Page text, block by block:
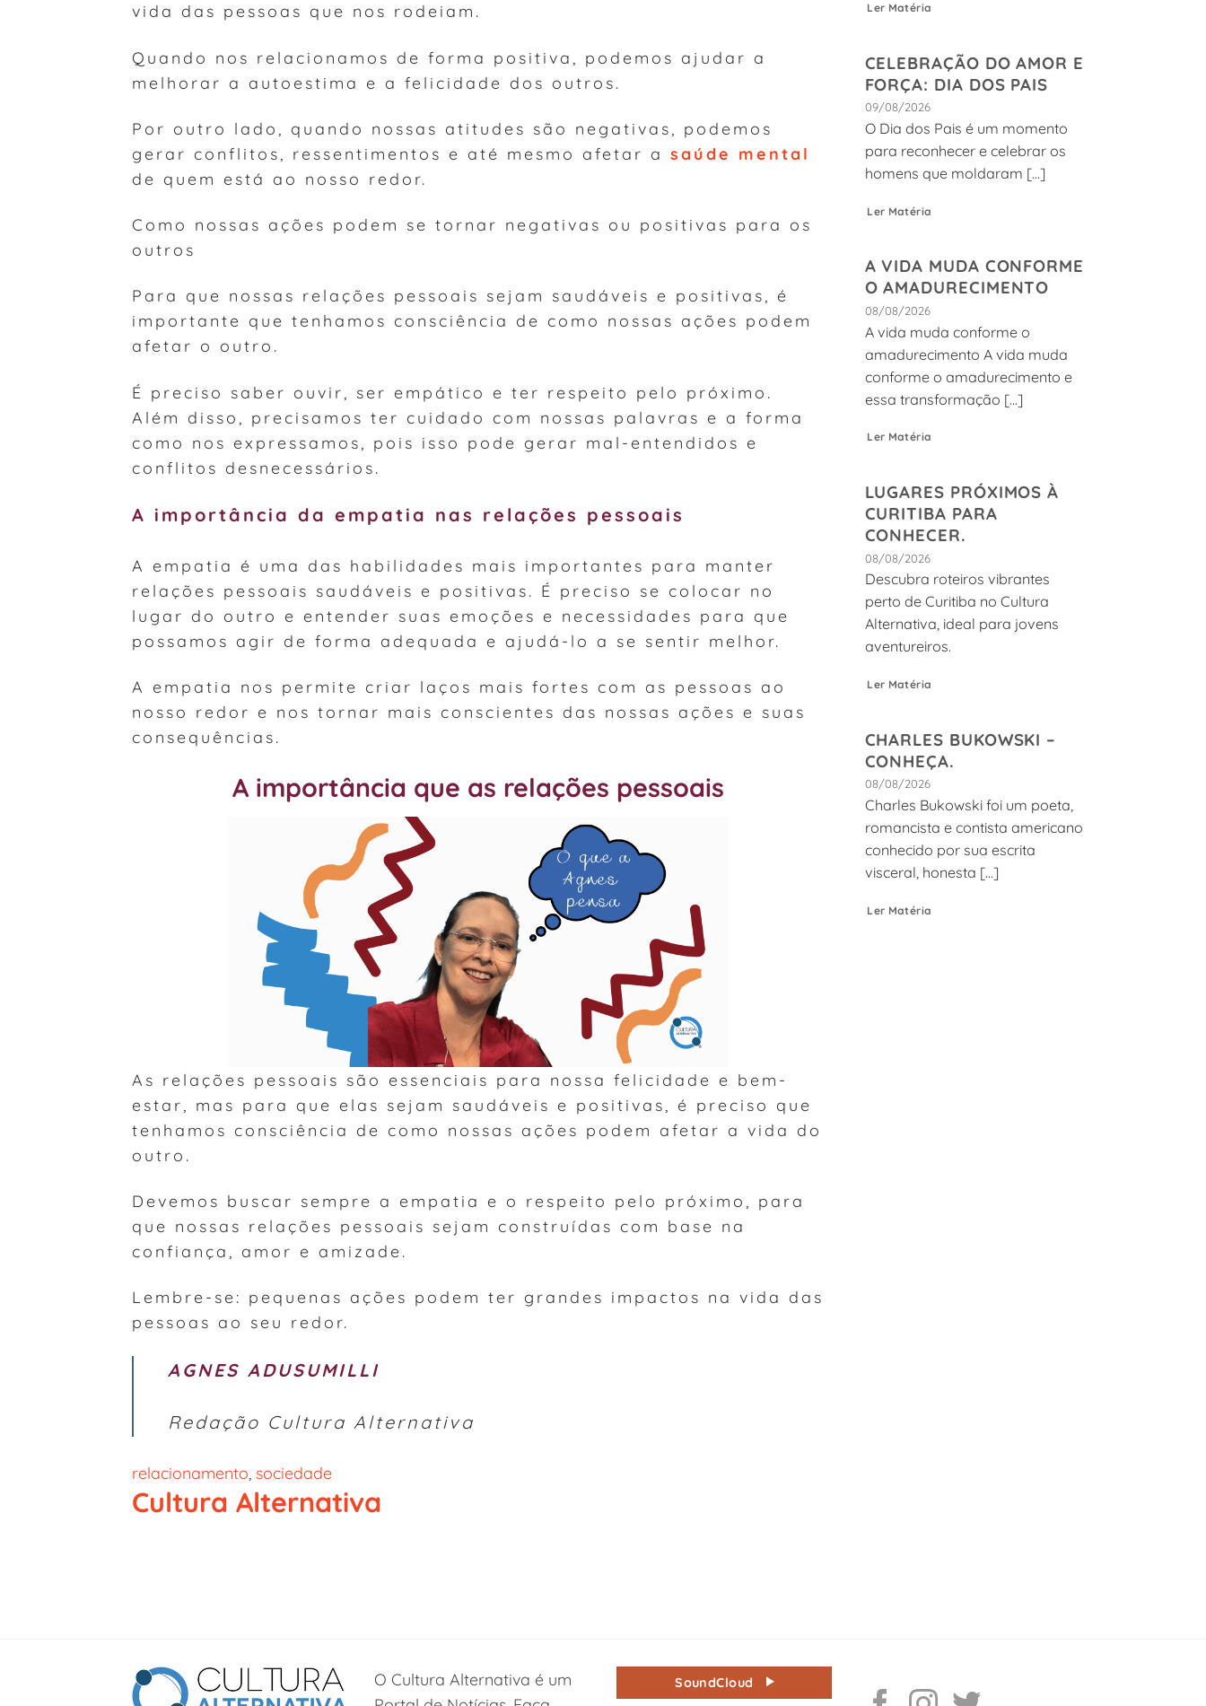
vida das pessoas que nos rodeiam.
Quando nos relacionamos de forma positiva, podemos ajudar a
melhorar a autoestima e a felicidade dos outros.
Por outro lado, quando nossas atitudes são negativas, podemos
gerar conflitos, ressentimentos e até mesmo afetar a saúde mental
de quem está ao nosso redor.
Como nossas ações podem se tornar negativas ou positivas para os
outros
Para que nossas relações pessoais sejam saudáveis e positivas, é
importante que tenhamos consciência de como nossas ações podem
afetar o outro.
É preciso saber ouvir, ser empático e ter respeito pelo próximo.
Além disso, precisamos ter cuidado com nossas palavras e a forma
como nos expressamos, pois isso pode gerar mal-entendidos e
conflitos desnecessários.
A importância da empatia nas relações pessoais
A empatia é uma das habilidades mais importantes para manter
relações pessoais saudáveis e positivas. É preciso se colocar no
lugar do outro e entender suas emoções e necessidades para que
possamos agir de forma adequada e ajudá-lo a se sentir melhor.
A empatia nos permite criar laços mais fortes com as pessoas ao
nosso redor e nos tornar mais conscientes das nossas ações e suas
consequências.
A importância que as relações pessoais
As relações pessoais são essenciais para nossa felicidade e bem-
estar, mas para que elas sejam saudáveis e positivas, é preciso que
tenhamos consciência de como nossas ações podem afetar a vida do
outro.
Devemos buscar sempre a empatia e o respeito pelo próximo, para
que nossas relações pessoais sejam construídas com base na
confiança, amor e amizade.
Lembre-se: pequenas ações podem ter grandes impactos na vida das
pessoas ao seu redor.
AGNES ADUSUMILLI
Redação Cultura Alternativa
relacionamento sociedade
Cultura Alternativa
Ler Matéria
CELEBRAÇÃO DO AMOR E
FORÇA: DIA DOS PAIS
09/08/2026
O Dia dos Pais é um momento
para reconhecer e celebrar os
homens que moldaram [...]
Ler Matéria
A VIDA MUDA CONFORME
O AMADURECIMENTO
08/08/2026
A vida muda conforme o
amadurecimento A vida muda
conforme o amadurecimento e
essa transformação [...]
Ler Matéria
LUGARES PRÓXIMOS À
CURITIBA PARA
CONHECER.
08/08/2026
Descubra roteiros vibrantes
perto de Curitiba no Cultura
Alternativa, ideal para jovens
aventureiros.
Ler Matéria
CHARLES BUKOWSKI –
CONHEÇA.
08/08/2026
Charles Bukowski foi um poeta,
romancista e contista americano
conhecido por sua escrita
visceral, honesta [...]
Ler Matéria
O Cultura Alternativa é um
SoundCloud